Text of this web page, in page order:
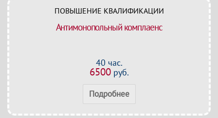
ПОВЫШЕНИЕ КВАЛИФИКАЦИИ
Антимонопольный комплаенс
40 час.
6500руб.
Подробнее